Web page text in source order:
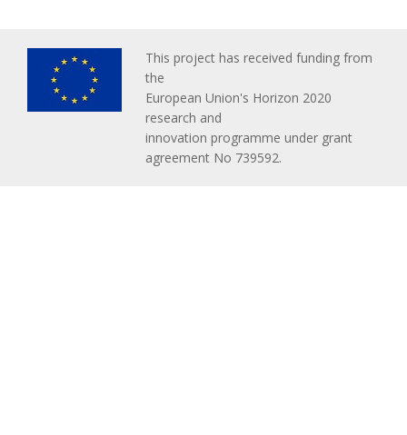
This project has received funding from
the
European Union's Horizon 2020
research and
innovation programme under grant
agreement No 739592.